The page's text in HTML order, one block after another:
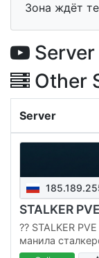
Зона ждёт
Other
Server
?? STALKER
манила
настоящему. 🎮